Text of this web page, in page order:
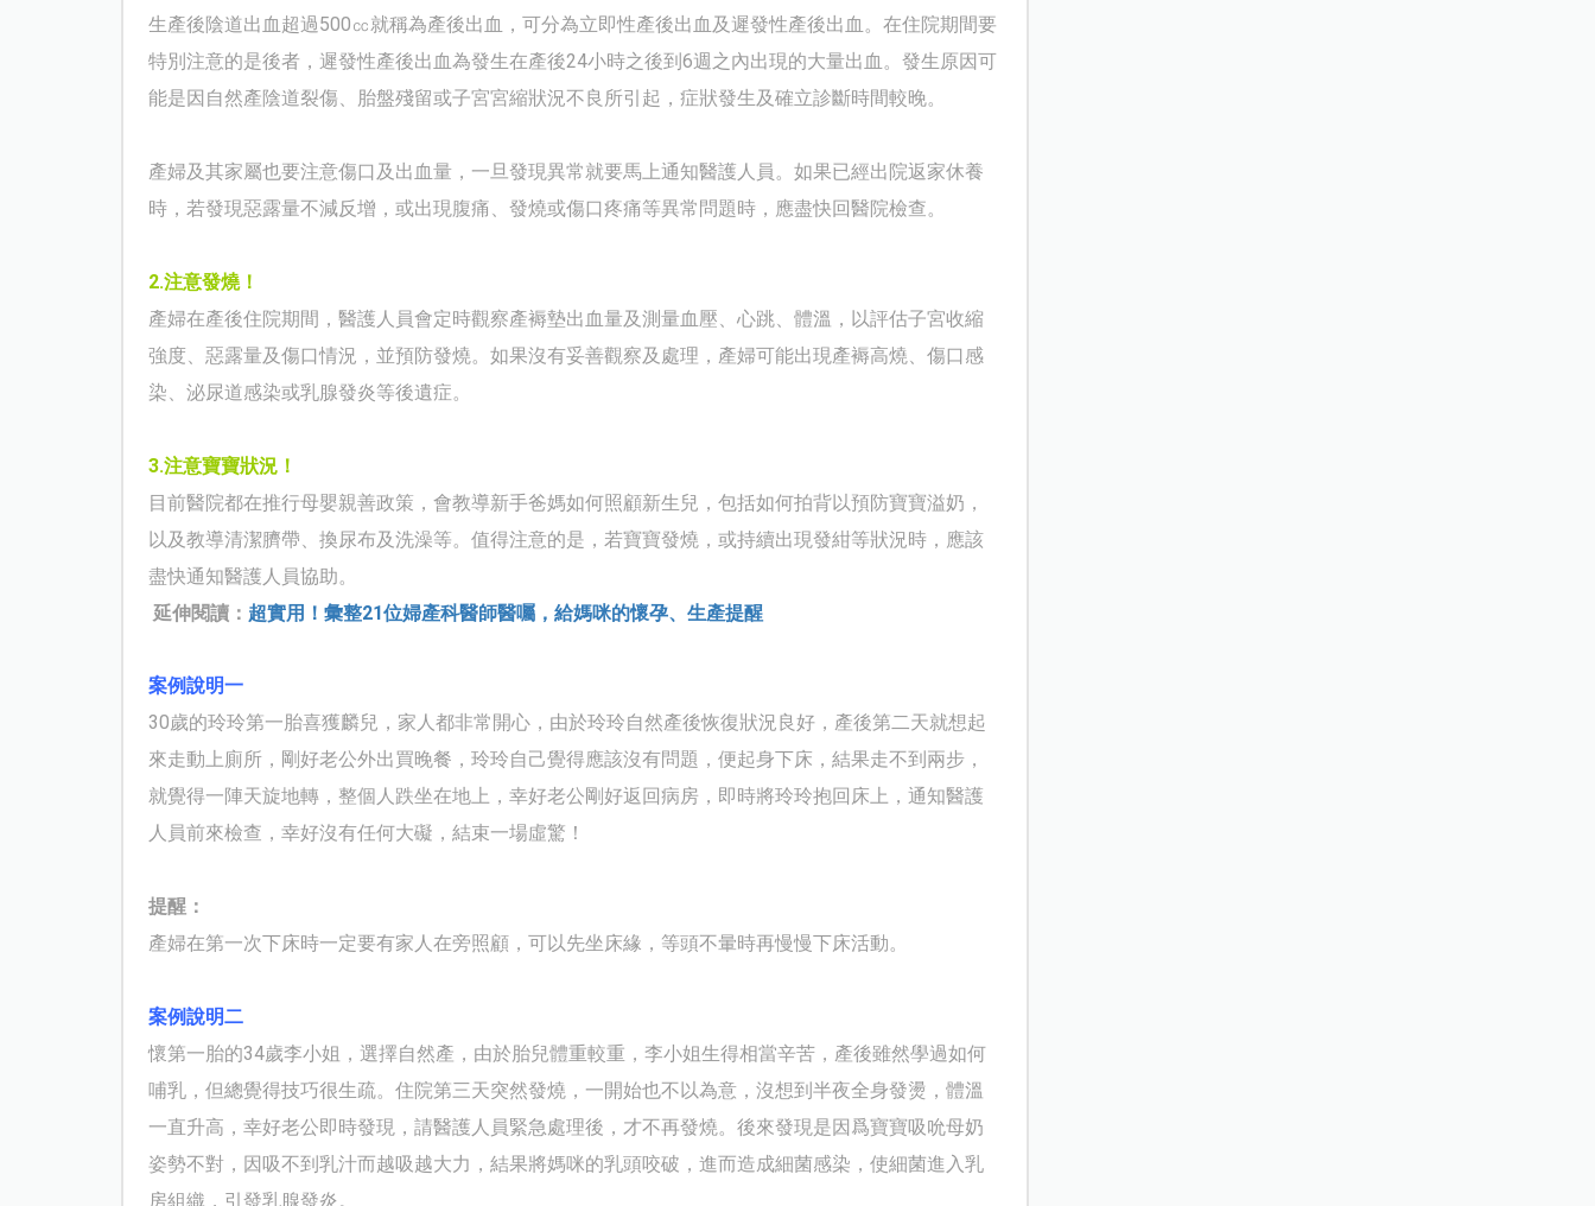
生產後陰道出血超過500㏄就稱為產後出血，可分為立即性產後出血及遲發性產後出血。在住院期間要
特別注意的是後者，遲發性產後出血為發生在產後24小時之後到6週之內出現的大量出血。發生原因可
能是因自然產陰道裂傷、胎盤殘留或子宮宮縮狀況不良所引起，症狀發生及確立診斷時間較晚。
產婦及其家屬也要注意傷口及出血量，一旦發現異常就要馬上通知醫護人員。如果已經出院返家休養
時，若發現惡露量不減反增，或出現腹痛、發燒或傷口疼痛等異常問題時，應盡快回醫院檢查。
2.注意發燒！
產婦在產後住院期間，醫護人員會定時觀察產褥墊出血量及測量血壓、心跳、體溫，以評估子宮收縮
強度、惡露量及傷口情況，並預防發燒。如果沒有妥善觀察及處理，產婦可能出現產褥高燒、傷口感
染、泌尿道感染或乳腺發炎等後遺症。
3.注意寶寶狀況！
目前醫院都在推行母嬰親善政策，會教導新手爸媽如何照顧新生兒，包括如何拍背以預防寶寶溢奶，
以及教導清潔臍帶、換尿布及洗澡等。值得注意的是，若寶寶發燒，或持續出現發紺等狀況時，應該
盡快通知醫護人員協助。
延伸閱讀： 超實用！彙整21位婦產科醫師醫囑，給媽咪的懷孕、生產提醒
案例說明一
30歲的玲玲第一胎喜獲麟兒，家人都非常開心，由於玲玲自然產後恢復狀況良好，產後第二天就想起
來走動上廁所，剛好老公外出買晚餐，玲玲自己覺得應該沒有問題，便起身下床，結果走不到兩步，
就覺得一陣天旋地轉，整個人跌坐在地上，幸好老公剛好返回病房，即時將玲玲抱回床上，通知醫護
人員前來檢查，幸好沒有任何大礙，結束一場虛驚！
提醒：
產婦在第一次下床時一定要有家人在旁照顧，可以先坐床緣，等頭不暈時再慢慢下床活動。
案例說明二
懷第一胎的34歲李小姐，選擇自然產，由於胎兒體重較重，李小姐生得相當辛苦，產後雖然學過如何
哺乳，但總覺得技巧很生疏。住院第三天突然發燒，一開始也不以為意，沒想到半夜全身發燙，體溫
一直升高，幸好老公即時發現，請醫護人員緊急處理後，才不再發燒。後來發現是因爲寶寶吸吮母奶
姿勢不對，因吸不到乳汁而越吸越大力，結果將媽咪的乳頭咬破，進而造成細菌感染，使細菌進入乳
房組織，引發乳腺發炎。